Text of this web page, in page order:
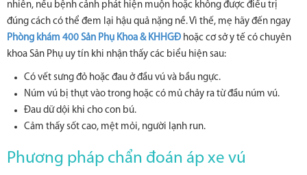
nhiên, nếu bệnh cảnh phát hiện muộn hoặc không được điều trị
đúng cách có thể đem lại hậu quả nặng nề. Vì thế, mẹ hãy đến ngay
Phòng khám 400 Sản Phụ Khoa & KHHGĐ hoặc cơ sở y tế có chuyên
khoa Sản Phụ uy tín khi nhận thấy các biểu hiện sau:
Có vết sưng đỏ hoặc đau ở đầu vú và bầu ngực.
Núm vú bị thụt vào trong hoặc có mủ chảy ra từ đầu núm vú.
Đau dữ dội khi cho con bú.
Cảm thấy sốt cao, mệt mỏi, người lạnh run.
Phương pháp chẩn đoán áp xe vú